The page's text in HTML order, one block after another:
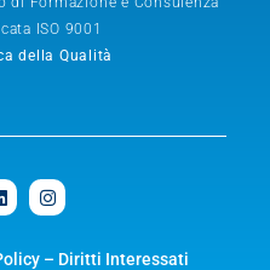
ISO 9001
della Qualità
– Diritti Interessati